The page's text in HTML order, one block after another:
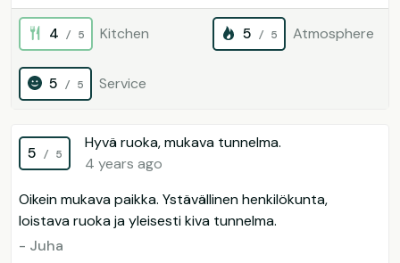
4 / 5 Kitchen 5 / 5 Atmosphere
5 / 5 Service
5 / 5
Hyvä ruoka, mukava tunnelma.
4 years ago
Oikein mukava paikka. Ystävällinen henkilökunta,
loistava ruoka ja yleisesti kiva tunnelma.
- Juha